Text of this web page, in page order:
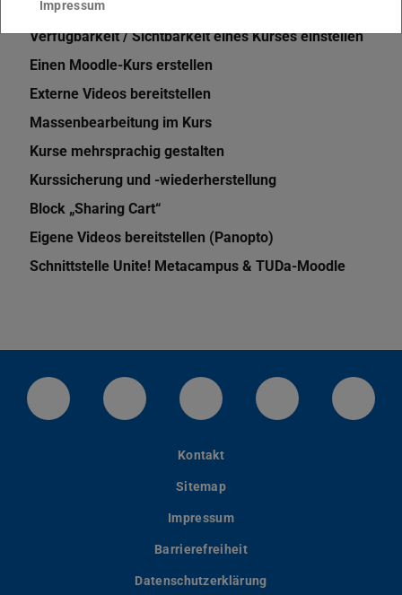
Kurs(inhalte) importieren
Verfügbarkeit / Sichtbarkeit eines Kurses einstellen
Einen Moodle-Kurs erstellen
Externe Videos bereitstellen
Massenbearbeitung im Kurs
Kurse mehrsprachig gestalten
Kurssicherung und -wiederherstellung
Block „Sharing Cart“
Eigene Videos bereitstellen (Panopto)
Schnittstelle Unite! Metacampus & TUDa-Moodle
LinkedIn-Seite der TU Darmstadt
Instagram-Kanal der TU
Bluesky-Kanal der TU
Facebook-
Kontakt
Sitemap
Impressum
Barrierefreiheit
Datenschutzerklärung
Impressum